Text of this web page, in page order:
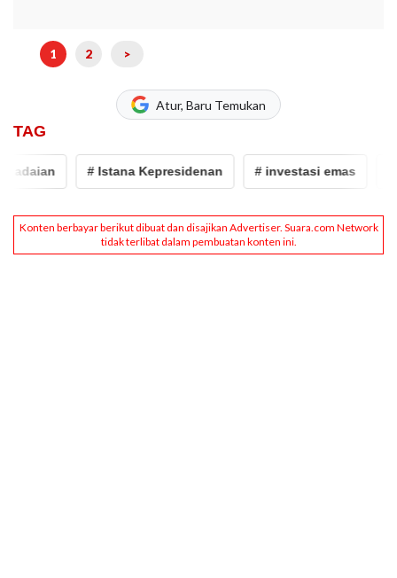
1 2 >
Atur, Baru Temukan
TAG
# Istana Kepresidenan # investasi emas